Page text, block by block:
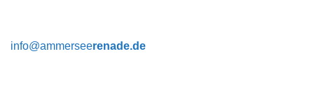
info@ammerseerenade.de